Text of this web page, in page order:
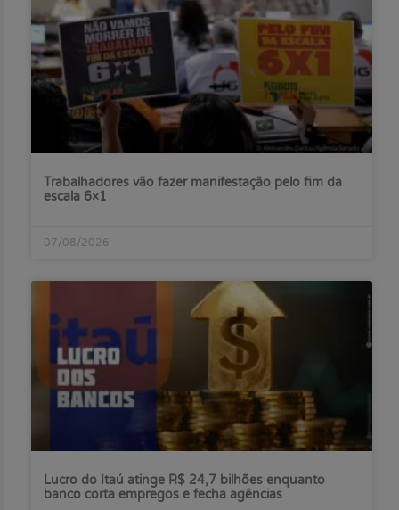
Trabalhadores vão fazer manifestação pelo fim da
escala 6×1
07/08/2026
Lucro do Itaú atinge R$ 24,7 bilhões enquanto
banco corta empregos e fecha agências